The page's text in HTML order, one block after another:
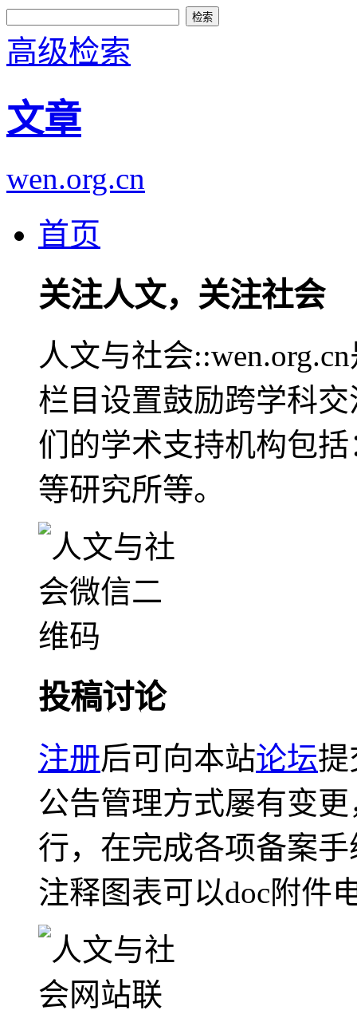
高级检索
文章
wen.org.cn
首页
关注人文，关注社会
人文与社会
栏目设置鼓励跨学科
们的学术支持机构包
等研究所等。
投稿讨论
注册后可向本站论坛提
公告管理方式屡有变
行，在完成各项备案
注释图表可以doc附件